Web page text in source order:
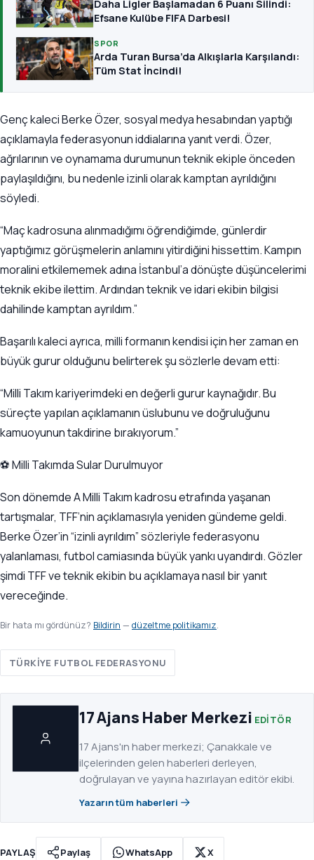
Daha Ligler Başlamadan 6 Puanı Silindi:
Efsane Kulübe FIFA Darbesi!
SPOR
Arda Turan Bursa’da Alkışlarla Karşılandı:
Tüm Stat İncindi!
Genç kaleci Berke Özer, sosyal medya hesabından yaptığı
açıklamayla federasyonun iddialarına yanıt verdi. Özer,
ağrılarının ve oynamama durumunun teknik ekiple önceden
paylaşıldığını, bu nedenle izinli olarak kamptan ayrıldığını
söyledi.
“Maç kadrosuna alınmadığımı öğrendiğimde, günlerdir
yaptığımız görüşmelerin anlamını yitirdiğini hissettim. Kampın
moralini etkilememek adına İstanbul’a dönüşte düşüncelerimi
teknik ekibe ilettim. Ardından teknik ve idari ekibin bilgisi
dahilinde kamptan ayrıldım.”
Başarılı kaleci ayrıca, milli formanın kendisi için her zaman en
büyük gurur olduğunu belirterek şu sözlerle devam etti:
“Milli Takım kariyerimdeki en değerli gurur kaynağıdır. Bu
süreçte yapılan açıklamanın üslubunu ve doğruluğunu
kamuoyunun takdirine bırakıyorum.”
⚽ Milli Takımda Sular Durulmuyor
Son dönemde A Milli Takım kadrosu etrafında yaşanan
tartışmalar, TFF’nin açıklamasıyla yeniden gündeme geldi.
Berke Özer’in “izinli ayrıldım” sözleriyle federasyonu
yalanlaması, futbol camiasında büyük yankı uyandırdı. Gözler
şimdi TFF ve teknik ekibin bu açıklamaya nasıl bir yanıt
vereceğinde.
Bir hata mı gördünüz? Bildirin — düzeltme politikamız.
TÜRKIYE FUTBOL FEDERASYONU
17 Ajans Haber Merkezi EDITÖR
17 Ajans'ın haber merkezi; Çanakkale ve
ilçelerinden gelen haberleri derleyen,
doğrulayan ve yayına hazırlayan editör ekibi.
Yazarın tüm haberleri
PAYLAŞ Paylaş WhatsApp X